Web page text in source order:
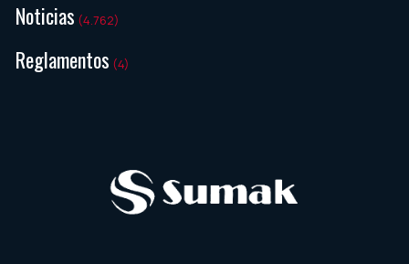
Noticias (4.762)
Reglamentos (4)